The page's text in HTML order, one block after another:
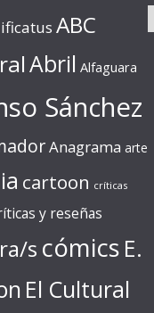
ABC
Abril Alfaguara
Sánchez
Anagrama arte
cartoon críticas
y reseñas
s cómics E.
El Cultural